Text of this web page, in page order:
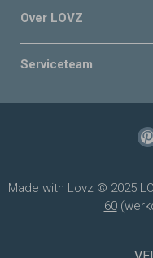
Over LOVZ
Serviceteam
Made with Lovz © 2025
60